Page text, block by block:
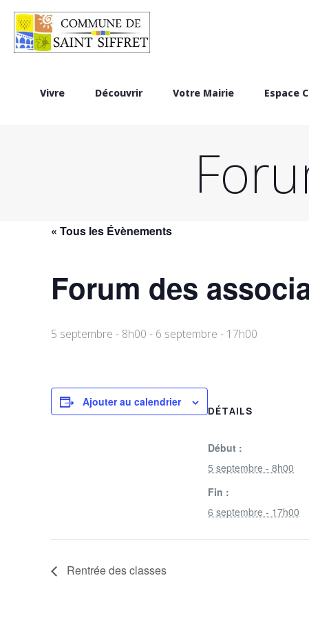
Vivre Découvrir Votre Mairie Espace
« Tous les Évènements
Forum des
5 septembre - 8h00 - 6 septembre - 17h00
Ajouter au calendrier
DÉTAILS
Début :
5 septembre - 8h00
Fin :
6 septembre - 17h00
Rentrée des classes